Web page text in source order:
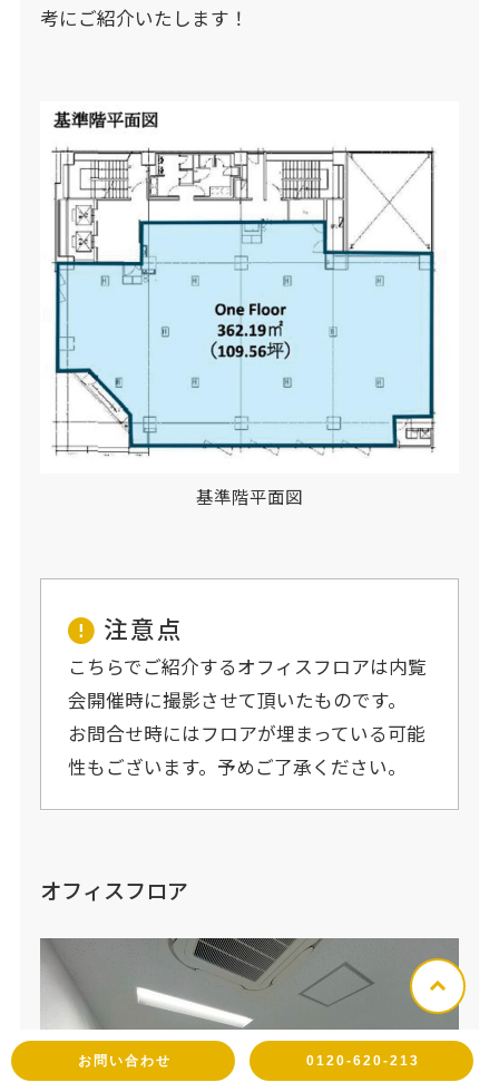
考にご紹介いたします！
基準階平面図
注意点
こちらでご紹介するオフィスフロアは内覧
会開催時に撮影させて頂いたものです。
お問合せ時にはフロアが埋まっている可能
性もございます。予めご了承ください。
オフィスフロア
お問い合わせ 0120-620-213